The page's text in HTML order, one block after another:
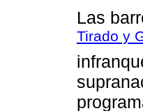
Las
Tirado y